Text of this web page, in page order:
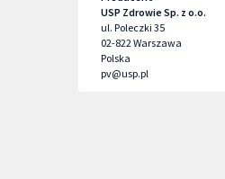
USP Zdrowie Sp. z o.o.
ul. Poleczki 35
02-822Warszawa
Polska
pv@usp.pl